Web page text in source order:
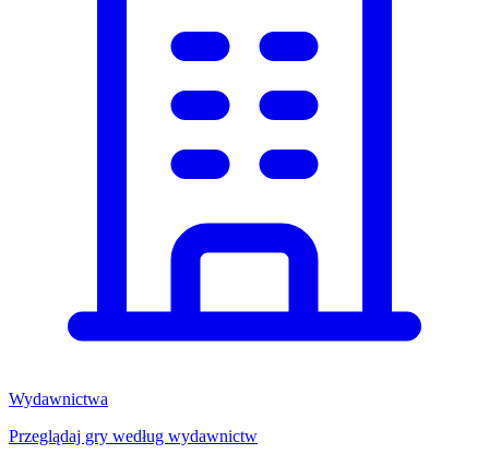
Wydawnictwa
Przeglądaj gry według wydawnictw